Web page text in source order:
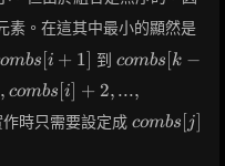
素。在這其中最小的顯然是
ombs [i + 1] 到 combs[k-
combs [k −
, combs [i] + 2, ...,
作時只需要設定成combs[j]
combs j